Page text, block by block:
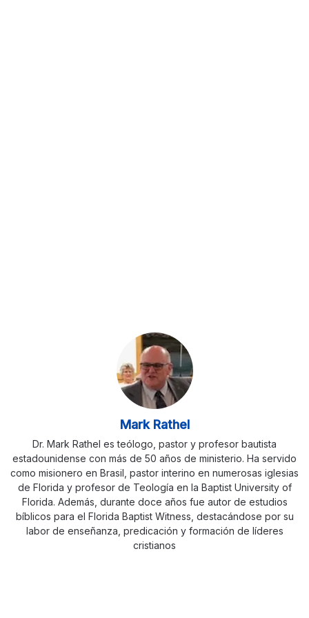
Mark Rathel
Dr. Mark Rathel es teólogo, pastor y profesor bautista
estadounidense con más de 50 años de ministerio. Ha servido
como misionero en Brasil, pastor interino en numerosas iglesias
de Florida y profesor de Teología en la Baptist University of
Florida. Además, durante doce años fue autor de estudios
bíblicos para el Florida Baptist Witness, destacándose por su
labor de enseñanza, predicación y formación de líderes
cristianos